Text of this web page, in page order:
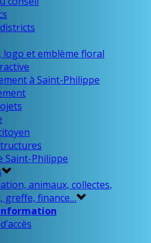
logo et emblème floral
à Saint-Philippe
Saint-Philippe
animaux, collectes,
greffe, finance…